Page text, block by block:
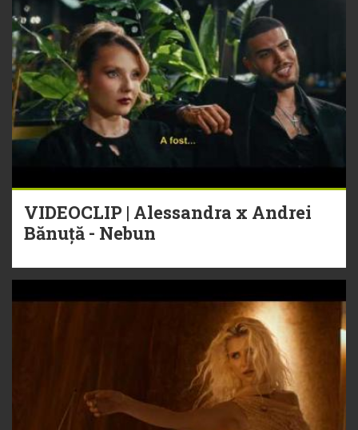
VIDEOCLIP | Alessandra x Andrei
Bănuță - Nebun